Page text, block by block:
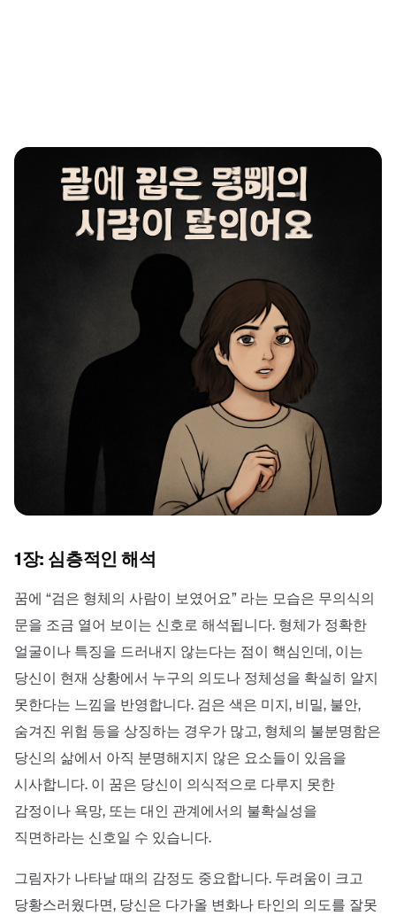
1장: 심층적인 해석
꿈에 “검은 형체의 사람이 보였어요” 라는 모습은 무의식의
문을 조금 열어 보이는 신호로 해석됩니다. 형체가 정확한
얼굴이나 특징을 드러내지 않는다는 점이 핵심인데, 이는
당신이 현재 상황에서 누구의 의도나 정체성을 확실히 알지
못한다는 느낌을 반영합니다. 검은 색은 미지, 비밀, 불안,
숨겨진 위험 등을 상징하는 경우가 많고, 형체의 불분명함은
당신의 삶에서 아직 분명해지지 않은 요소들이 있음을
시사합니다. 이 꿈은 당신이 의식적으로 다루지 못한
감정이나 욕망, 또는 대인 관계에서의 불확실성을
직면하라는 신호일 수 있습니다.
그림자가 나타날 때의 감정도 중요합니다. 두려움이 크고
당황스러웠다면, 당신은 다가올 변화나 타인의 의도를 잘못